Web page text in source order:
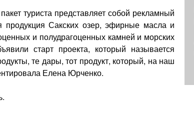
туриста представляет собой рекламный
продукция Сакских озер, эфирные масла и
и полудрагоценных камней и морских
старт проекта, который называется
те дары, тот продукт, который, на наш
Елена Юрченко.